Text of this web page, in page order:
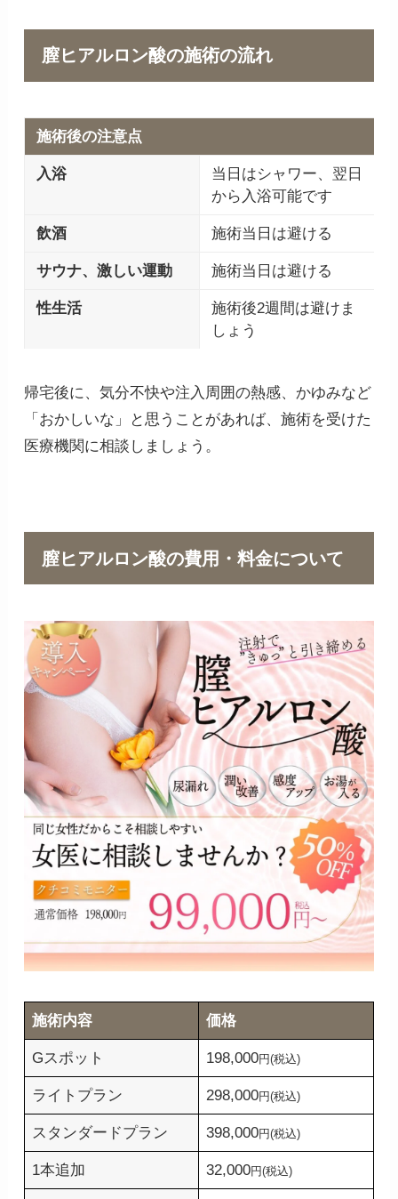
膣ヒアルロン酸の施術の流れ
施術後の注意点
入浴
当日はシャワー、翌日
から入浴可能です
飲酒 施術当日は避ける
サウナ、激しい運動 施術当日は避ける
性生活
施術後2週間は避けま
しょう
帰宅後に、気分不快や注入周囲の熱感、かゆみなど
「おかしいな」と思うことがあれば、施術を受けた
医療機関に相談しましょう。
膣ヒアルロン酸の費用・料金について
施術内容 価格
Gスポット 198,000円(税込)
ライトプラン 298,000円(税込)
スタンダードプラン 398,000円(税込)
1本追加 32,000円(税込)